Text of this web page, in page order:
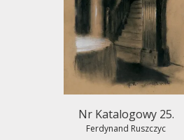
Nr Katalogowy 25.
Ferdynand Ruszczyc